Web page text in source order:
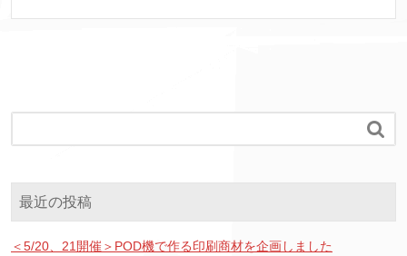

最近の投稿
＜5/20、21開催＞POD機で作る印刷商材を企画しました